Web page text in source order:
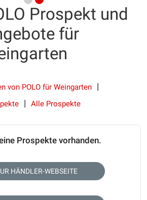
Prospekt und
für
von POLO für Weingarten
Alle Prospekte
Prospekte vorhanden.
HÄNDLER-WEBSEITE